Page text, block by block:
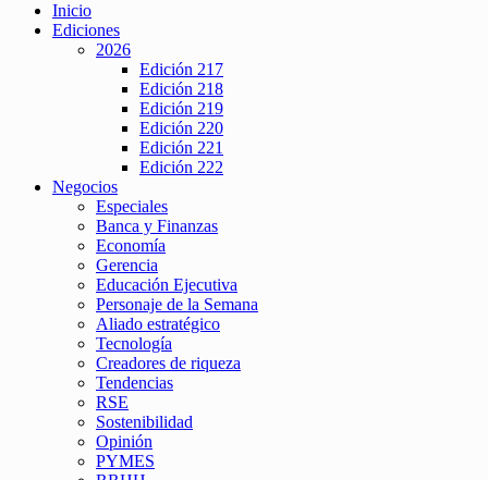
Inicio
Ediciones
2026
Edición 217
Edición 218
Edición 219
Edición 220
Edición 221
Edición 222
Negocios
Especiales
Banca y Finanzas
Economía
Gerencia
Educación Ejecutiva
Personaje de la Semana
Aliado estratégico
Tecnología
Creadores de riqueza
Tendencias
RSE
Sostenibilidad
Opinión
PYMES